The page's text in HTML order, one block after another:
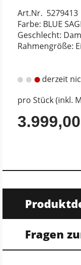
Art.Nr. 5279413
Farbe: BLUE
Geschlecht:
Rahmengröße:
derzeit
pro Stück (inkl.
Fragen